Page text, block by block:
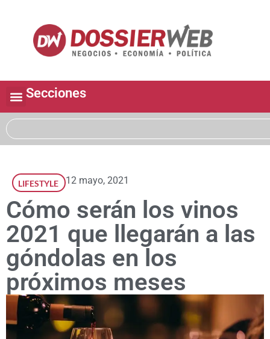
Secciones
LIFESTYLE 12 mayo, 2021
Cómo serán los vinos
2021 que llegarán a las
góndolas en los
próximos meses